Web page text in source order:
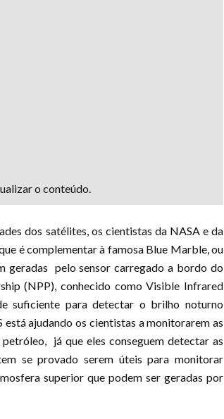
o conteúdo.
dos satélites, os cientistas da NASA e da
é complementar à famosa Blue Marble, ou
geradas pelo sensor carregado a bordo do
(NPP), conhecido como Visible Infrared
suficiente para detectar o brilho noturno
ajudando os cientistas a monitorarem as
já que eles conseguem detectar as
se provado serem úteis para monitorar
superior que podem ser geradas por